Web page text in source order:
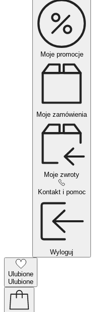
Moje promocje
Moje zamówienia
Moje zwroty
Kontakt i pomoc
Wyloguj
Ulubione
Ulubione